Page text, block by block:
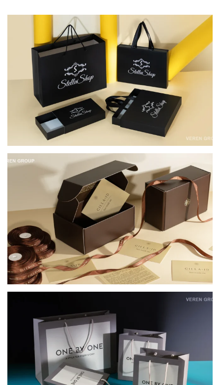
КОМПЛЕКСНЕ ПАКУВАННЯ ДЛЯ STELLA SHOP
КОМПЛЕКСНЕ ПАКУВАННЯ ДЛЯ НАТУРАЛЬНОЇ
КОСМЕТИКИ CILLA BY ID
ONE BY ONE